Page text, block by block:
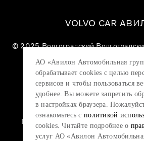
АО «Авилон Автомобильная
обрабатывает cookies с целью
сервисов и чтобы пользоваться
удобнее. Вы можете запретить
в настройках браузера.
ознакомьтесь с политикой
cookies. Читайте подробнее о
услуг АО «Авилон
VOLVO CAR
© 2025Волгоградский
АО «Авилон АГ», ОГРН
7705133757.
Политика конфиденциальности
обработку персональных данных